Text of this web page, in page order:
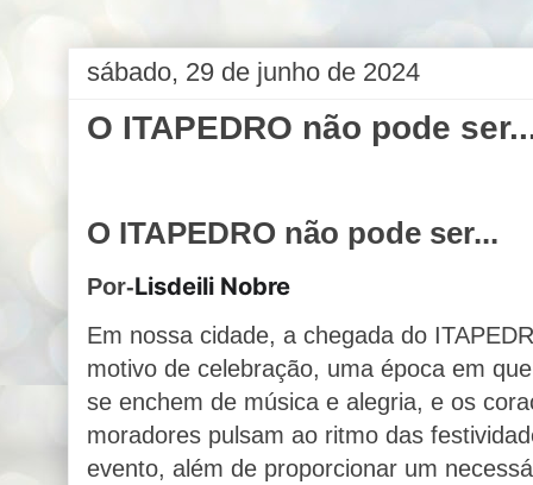
sábado, 29 de junho de 2024
O ITAPEDRO não pode
O ITAPEDRO não pode ser...
Por-Lisdeili Nobre
Em nossa cidade, a chegada do
motivo de celebração, uma época em
se enchem de música e alegria, e os
moradores pulsam ao ritmo das
evento, além de proporcionar um